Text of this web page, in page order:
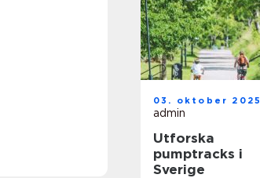
03. oktober 2025
admin
Utforska
pumptracks i
Sverige